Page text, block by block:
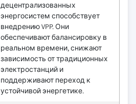
децентрализованных
энергосистем способствует
внедрению VPP. Они
обеспечивают балансировку в
реальном времени, снижают
зависимость от традиционных
электростанций и
поддерживают переход к
устойчивой энергетике.